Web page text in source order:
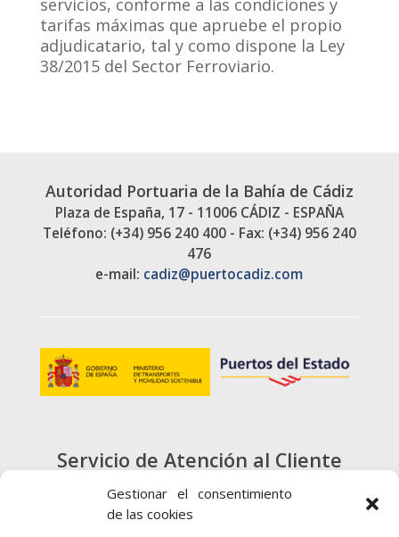
Gestionar el consentimiento
de las cookies
servicios, conforme a las condiciones y
tarifas máximas que apruebe el propio
adjudicatario, tal y como dispone la Ley
38/2015 del Sector Ferroviario.
Autoridad Portuaria de la Bahía de Cádiz
Plaza de España, 17 - 11006 CÁDIZ - ESPAÑA
Teléfono: (+34) 956 240 400 - Fax: (+34) 956 240
476
e-mail: cadiz@puertocadiz.com
Servicio de Atención al Cliente
900 720 415